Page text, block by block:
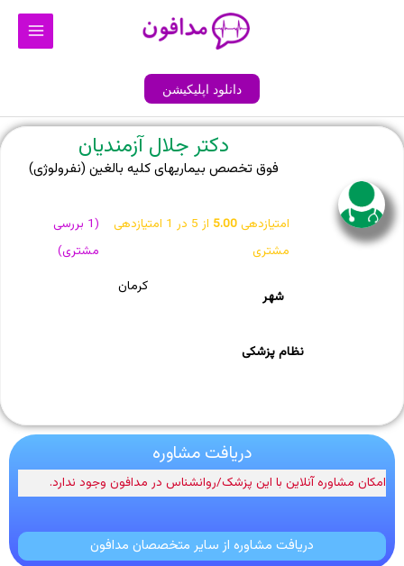
Main
دانلود اپلیکیشن
دکتر جلال آزمندیان
فوق تخصص بیماریهای کلیه بالغین (نفرولوژی)
امتیازدهی5.00 از 5 در 1 امتیازدهی
مشتری
(
1 بررسی
مشتری)
شهر
کرمان
نظام پزشکی
دریافت مشاوره
امکان مشاوره آنلاین با این پزشک/روانشناس در مدافون وجود ندارد.
دریافت مشاوره از سایر متخصصان مدافون